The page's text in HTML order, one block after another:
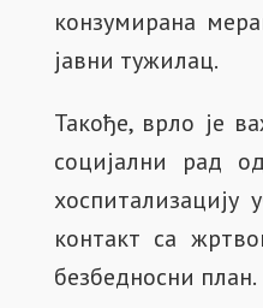
конзумирана
јавни тужилац.
Такође, врло је
социјални рад
хоспитализацију
контакт са
безбедносни план.